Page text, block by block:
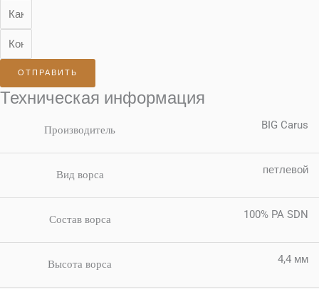
ОТПРАВИТЬ
Техническая информация
Производитель BIG Carus
Вид ворса петлевой
Состав ворса 100% PA SDN
Высота ворса 4,4 мм